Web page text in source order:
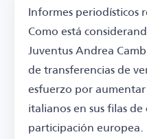
Informes periodísticos
Como está
Juventus Andrea
de transferencias de
esfuerzo por
italianos en sus filas
participación europea.